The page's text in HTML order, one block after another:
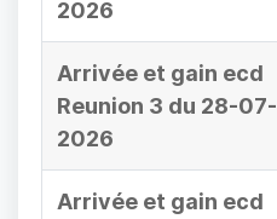
2026
Arrivée et gain ecd
Reunion 3 du 28-07-
2026
Arrivée et gain ecd